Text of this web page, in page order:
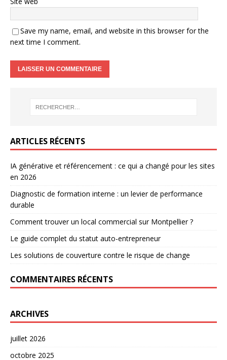
Save my name, email, and website in this browser for the
next time I comment.
ARTICLES RÉCENTS
IA générative et référencement : ce qui a changé pour les sites
en 2026
Diagnostic de formation interne : un levier de performance
durable
Comment trouver un local commercial sur Montpellier ?
Le guide complet du statut auto-entrepreneur
Les solutions de couverture contre le risque de change
COMMENTAIRES RÉCENTS
ARCHIVES
juillet 2026
octobre 2025